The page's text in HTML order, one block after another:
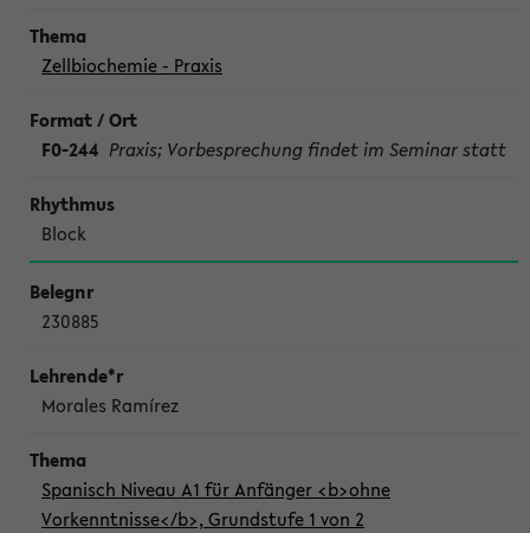
Zellbiochemie - Praxis
F0-244 Praxis; Vorbesprechung findet im Seminar statt
Block
230885
Morales Ramírez
Spanisch Niveau A1 für Anfänger <b>ohne
Vorkenntnisse</b>, Grundstufe 1 von 2